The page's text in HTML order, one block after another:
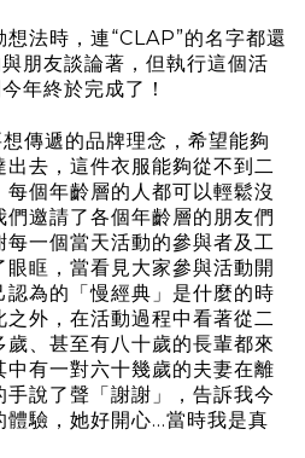
法時，連“CLAP”的名字都還
朋友談論著，但執行這個活
年終於完成了！
傳遞的品牌理念，希望能夠
去，這件衣服能夠從不到二
個年齡層的人都可以輕鬆沒
邀請了各個年齡層的朋友們
一個當天活動的參與者及工
眶，當看見大家參與活動開
為的「慢經典」是什麼的時
外，在活動過程中看著從二
、甚至有八十歲的長輩都來
有一對六十幾歲的夫妻在離
說了聲「謝謝」，告訴我今
驗，她好開心...當時我是真